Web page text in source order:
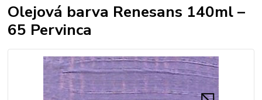
Olejová barva Renesans 140ml –
65 Pervinca